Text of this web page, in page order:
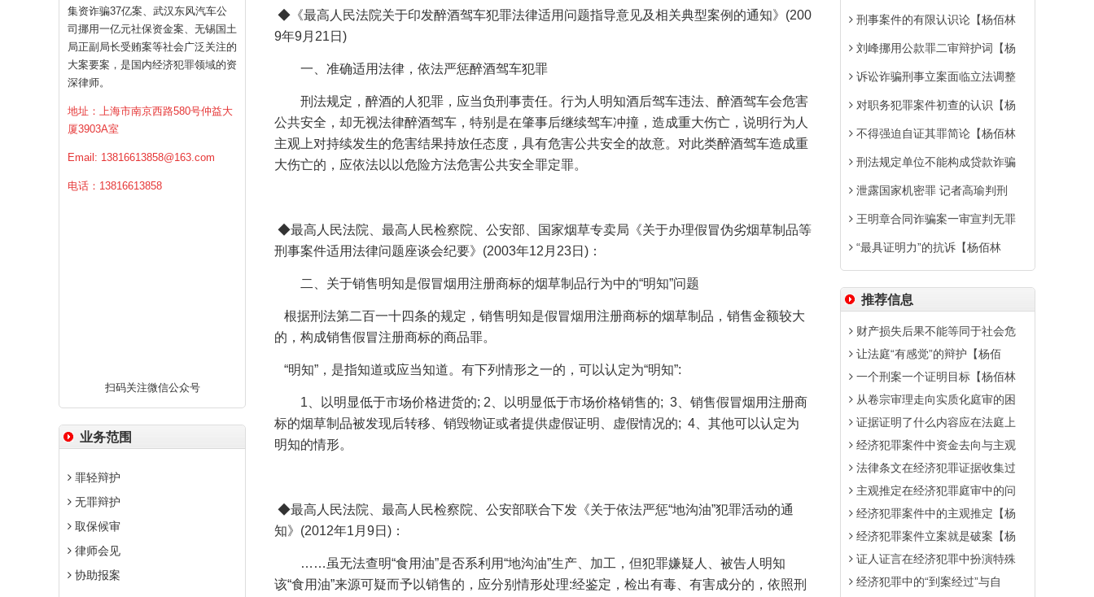
集资诈骗37亿案、武汉东风汽车公
司挪用一亿元社保资金案、无锡国土
局正副局长受贿案等社会广泛关注的
大案要案，是国内经济犯罪领域的资
深律师。
地址：上海市南京西路580号仲益大
厦3903A室
Email: 13816613858@163.com
电话：13816613858
扫码关注微信公众号
业务范围
罪轻辩护
无罪辩护
取保候审
律师会见
协助报案
◆ 《最高人民法院关于印发醉酒驾车犯罪法律适用问题指导意见及相关典型案例的通知》 (200
9年9月 21 日 )
一、准确适用法律，依法严惩醉酒驾车犯罪
刑法规定，醉酒的人犯罪，应当负刑事责任。行为人明知酒后驾车违法、醉酒驾车会危害
公共安全，却无视法律醉酒驾车，特别是在肇事后继续驾车冲撞，造成重大伤亡，说明行为人
主观上对持续发生的危害结果持放任态度，具有危害公共安全的故意。对此类醉酒驾车造成重
大伤亡的，应依法以以危险方法危害公共安全罪定罪。
◆最高人民法院、最高人民检察院、公安部、国家烟草专卖局《关于办理假冒伪劣烟草制品等
刑事案件适用法律问题座谈会纪要》 (2003年12 月 23日 ) ：
二、关于销售明知是假冒烟用注册商标的烟草制品行为中的“明知”问题
根据刑法第二百一十四条的规定，销售明知是假冒烟用注册商标的烟草制品，销售金额较大
的，构成销售假冒注册商标的商品罪。
“明知”，是指知道或应当知道。有下列情形之一的，可以认定为“明知”:
1 、以明显低于市场价格进货的; 2 、以明显低于市场价格销售的; 3 、销售假冒烟用注册商
标的烟草制品被发现后转移、销毁物证或者提供虚假证明、虚假情况的; 4 、其他可以认定为
明知的情形。
◆最高人民法院、最高人民检察院、公安部联合下发《关于依法严惩“地沟油”犯罪活动的通
知》 (2012年1 月 9日 ) ：
……虽无法查明“食用油”是否系利用“地沟油”生产、加工，但犯罪嫌疑人、被告人明知
该“食用油”来源可疑而予以销售的，应分别情形处理:经鉴定，检出有毒、有害成分的，依照刑
刑事案件的有限认识论【杨佰林
刘峰挪用公款罪二审辩护词【杨
诉讼诈骗刑事立案面临立法调整
对职务犯罪案件初查的认识【杨
不得强迫自证其罪简论【杨佰林
刑法规定单位不能构成贷款诈骗
泄露国家机密罪 记者高瑜判刑
王明章合同诈骗案一审宣判无罪
“最具证明力”的抗诉【杨佰林
推荐信息
财产损失后果不能等同于社会危
让法庭“有感觉”的辩护【杨佰
一个刑案一个证明目标【杨佰林
从卷宗审理走向实质化庭审的困
证据证明了什么内容应在法庭上
经济犯罪案件中资金去向与主观
法律条文在经济犯罪证据收集过
主观推定在经济犯罪庭审中的问
经济犯罪案件中的主观推定【杨
经济犯罪案件立案就是破案【杨
证人证言在经济犯罪中扮演特殊
经济犯罪中的“到案经过”与自